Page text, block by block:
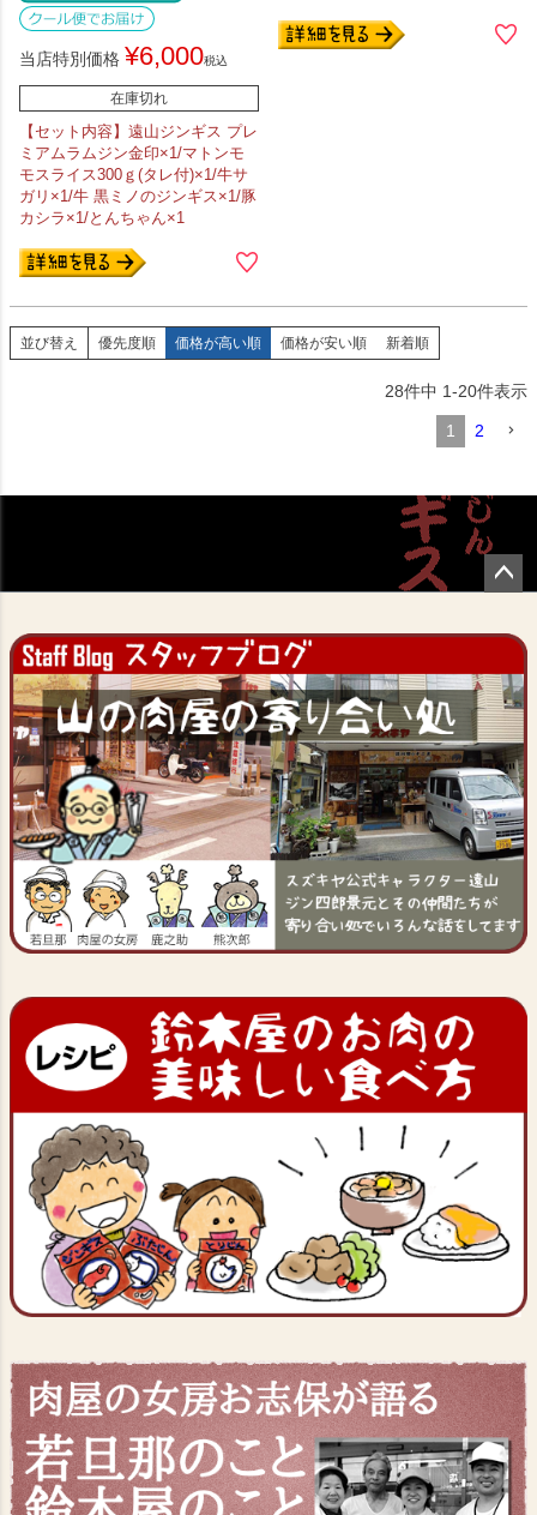
当店特別価格 ¥6,000税込
在庫切れ
【セット内容】遠山ジンギス プレ
ミアムラムジン金印×1/マトンモ
モスライス300ｇ(タレ付)×1/牛サ
ガリ×1/牛 黒ミノのジンギス×1/豚
カシラ×1/とんちゃん×1
並び替え 優先度順 価格が高い順 価格が安い順 新着順
28件中 1-20件表示
1 2
ジト
へ